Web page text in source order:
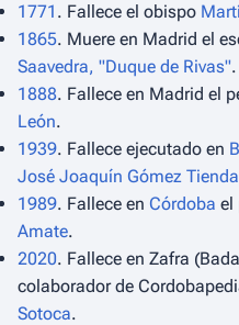
1771 . Fallece el obispo
1865. Muere en Madrid el
Saavedra, "Duque de Rivas".
1888. Fallece en Madrid el
León.
1939. Fallece ejecutado en
José Joaquín Gómez Tienda
1989. Fallece en Córdoba el
Amate.
2020. Fallece en Zafra
colaborador de
Sotoca.